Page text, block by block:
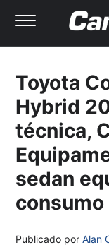
Toyota
Hybrid
técnica,
sedan
consumo
Publicado porAlan